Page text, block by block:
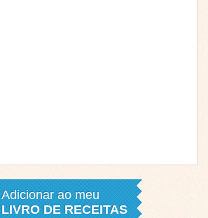
Adicionar ao meu
LIVRO DE RECEITAS